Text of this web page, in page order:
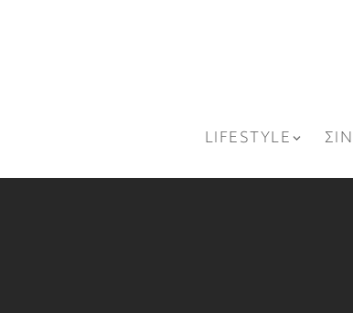
LIFESTYLE